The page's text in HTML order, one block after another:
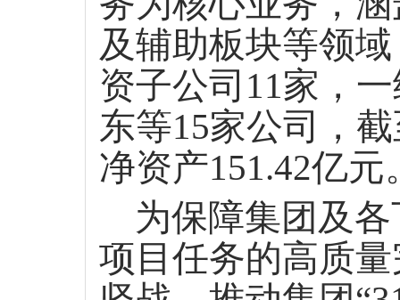
及辅助板块等领
资子公司11家，
东等15家公司，
净资产151.42亿元
为保障集团及
项目任务的高质